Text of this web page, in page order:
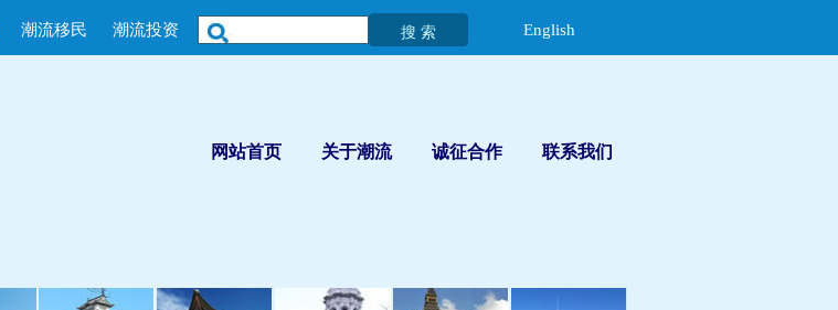
潮流移民 潮流投资 English
网站首页 关于潮流 诚征合作 联系我们